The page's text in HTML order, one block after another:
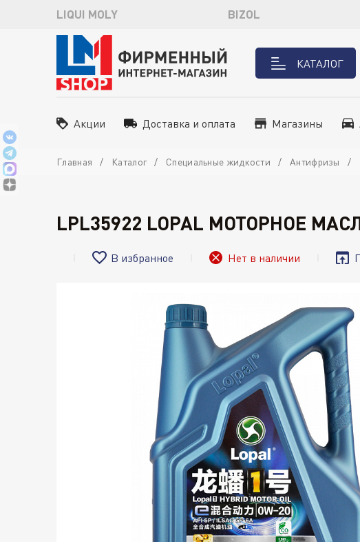
LIQUI MOLY BIZOL
КАТАЛОГ
Акции Доставка и оплата Магазины
Главная Каталог Специальные жидкости Антифризы
LPL35922 LOPAL МОТОРНОЕ
В избранное Нет в наличии